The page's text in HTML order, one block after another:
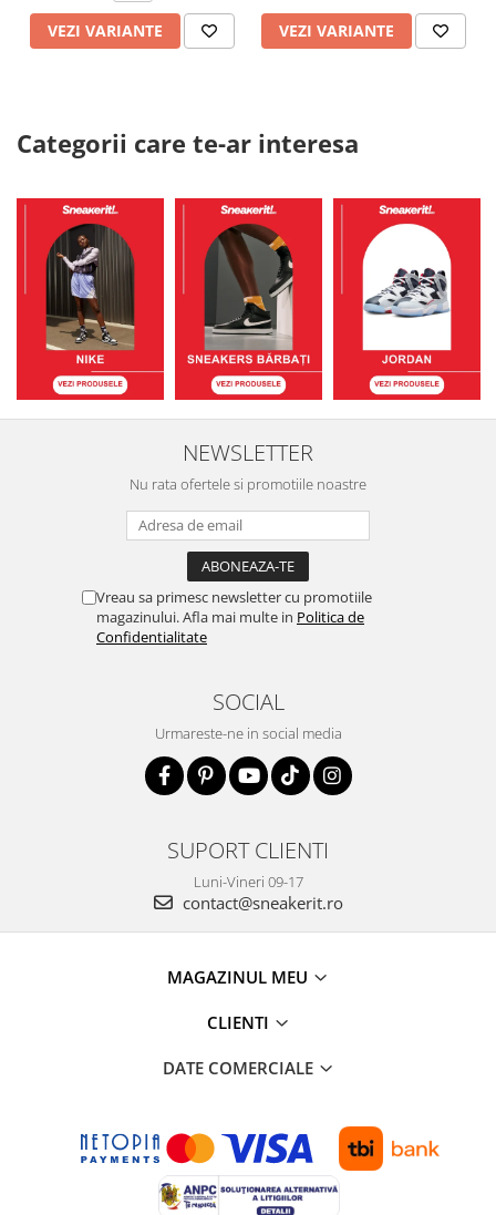
VEZI VARIANTE VEZI VARIANTE
Categorii care te-ar interesa
NEWSLETTER
Nu rata ofertele si promotiile noastre
Vreau sa primesc newsletter cu promotiile
magazinului. Afla mai multe in Politica de
Confidentialitate
SOCIAL
Urmareste-ne in social media
SUPORT CLIENTI
Luni-Vineri 09-17
contact@sneakerit.ro
MAGAZINUL MEU
CLIENTI
DATE COMERCIALE